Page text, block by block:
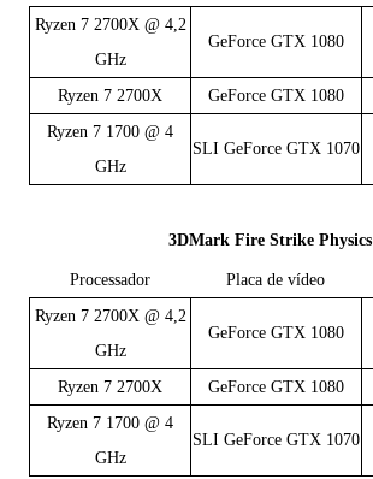
Ryzen 7 2700X @ 4,2
GHz
GeForce GTX 1080
Ryzen 7 2700X GeForce GTX 1080
Ryzen 7 1700 @ 4
GHz
SLI GeForce GTX 1070
3DMark Fire Strike Physics
Processador Placa de vídeo
Ryzen 7 2700X @ 4,2
GHz
GeForce GTX 1080
Ryzen 7 2700X GeForce GTX 1080
Ryzen 7 1700 @ 4
GHz
SLI GeForce GTX 1070